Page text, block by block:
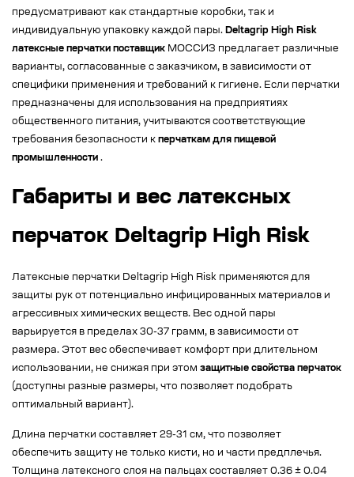
предусматривают как стандартные коробки, так и
индивидуальную упаковку каждой пары. Deltagrip High Risk
латексные перчатки поставщик МОССИЗ предлагает различные
варианты, согласованные с заказчиком, в зависимости от
специфики применения и требований к гигиене. Если перчатки
предназначены для использования на предприятиях
общественного питания, учитываются соответствующие
требования безопасности к перчаткам для пищевой
промышленности .
Габариты и вес латексных
перчаток Deltagrip High Risk
Латексные перчатки Deltagrip High Risk применяются для
защиты рук от потенциально инфицированных материалов и
агрессивных химических веществ. Вес одной пары
варьируется в пределах 30-37 грамм, в зависимости от
размера. Этот вес обеспечивает комфорт при длительном
использовании, не снижая при этом защитные свойства перчаток
(доступны разные размеры, что позволяет подобрать
оптимальный вариант).
Длина перчатки составляет 29-31 см, что позволяет
обеспечить защиту не только кисти, но и части предплечья.
Толщина латексного слоя на пальцах составляет 0.36 ± 0.04